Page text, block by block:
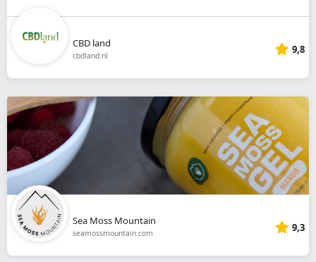
CBD land
cbdland.nl 9,8
Sea Moss Mountain
seamossmountain.com 9,3